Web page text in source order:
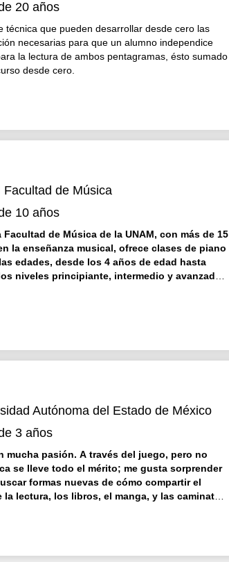
20 años
técnica que pueden desarrollar desde cero las
necesarias para que un alumno independice
la lectura de ambos pentagramas, ésto sumado
desde cero.
Facultad de Música
10 años
de Música de la UNAM, con más de 15
la enseñanza musical, ofrece clases de piano
edades, desde los 4 años de edad hasta
niveles principiante, intermedio y avanzado.
estudió piano bajo la cátedra de la maestra
de cámara con los reconocidos pianistas
Autónoma del Estado de México
3 años
mucha pasión. A través del juego, pero no
se lleve todo el mérito; me gusta sorprender
formas nuevas de cómo compartir el
Filosofía, estudié en Toluca de Lerdo. Me gusta
procesos educativos en diferentes situaciones,